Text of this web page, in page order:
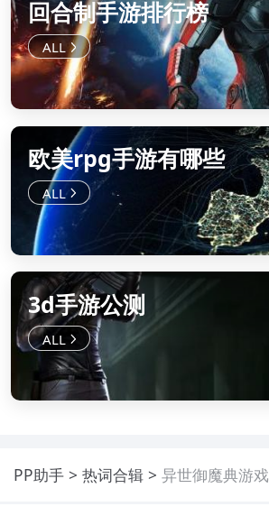
回合制手游排行榜
欧美rpg手游有哪些
3d手游公测
PP助手 热词合辑 异世御魔典游戏